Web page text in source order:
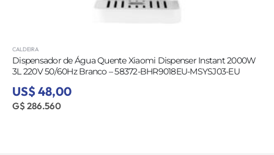
CALDEIRA
Dispensador de Água Quente Xiaomi Dispenser Instant 2000W
3L 220V 50/60Hz Branco – 58372-BHR9018EU-MSYSJ03-EU
US$ 48,00
G$ 286.560